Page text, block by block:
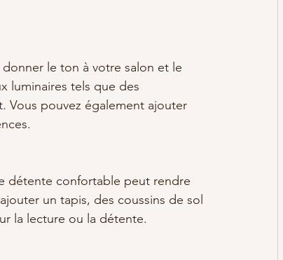
le ton à votre salon et le
luminaires tels que des
Vous pouvez également ajouter
détente confortable peut rendre
un tapis, des coussins de sol
la lecture ou la détente.